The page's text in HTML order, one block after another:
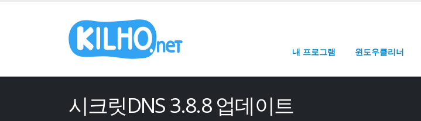
내 프로그램 윈도우클리너
시크릿DNS 3.8.8 업데이트